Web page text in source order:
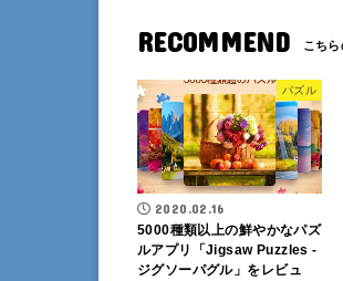
RECOMMEND
パズル
2020.02.16
5000種類以上の鮮やかなパズ
ルアプリ「Jigsaw Puzzles -
ジグソーパグル」をレビュ